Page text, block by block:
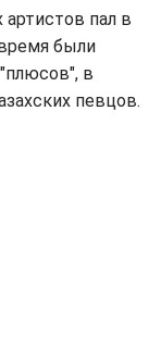
пал в
были
в
певцов.